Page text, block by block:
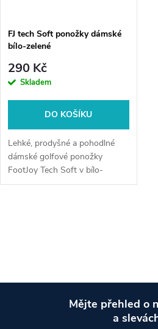
FJ tech Soft ponožky dámské
bílo-zelené
290 Kč
Skladem
DO KOŠÍKU
Lehké, prodyšné a pohodlné
dámské golfové ponožky
FootJoy Tech Soft v bílo-
zeleném designu. Ideální pro
Mějte přehled o
a